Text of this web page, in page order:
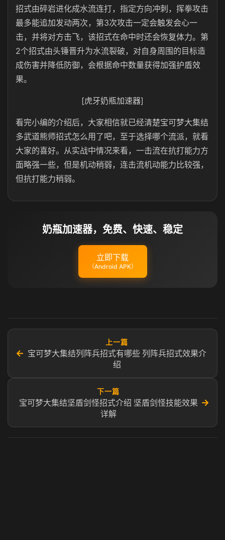
招式由碎岩进化成水流连打，指定方向冲刺，挥拳攻击
最多能追加发动两次，第3次攻击一定会触发会心一
击，并将对方击飞，该招式在命中时还会恢复体力。第
2个招式由头锤晋升为水流裂破，对自身周围的目标造
成伤害并降低防御，会根据命中数量获得加强护盾效
果。
[虎牙奶瓶加速器]
看完小编的介绍后，大家相信就已经清楚宝可梦大集结
多武道熊师招式怎么用了吧，至于选择哪个流派，就看
大家的喜好。从实战中情况来看，一击流在抗打能力方
面略强一些，但是机动稍弱，连击流机动能力比较强，
但抗打能力稍弱。
奶瓶加速器，免费、快速、稳定
立即下载
（Android APK）
←
上一篇
宝可梦大集结列阵兵招式有哪些 列阵兵招式效果介
绍
下一篇
宝可梦大集结坚盾剑怪招式介绍 坚盾剑怪技能效果
详解
→